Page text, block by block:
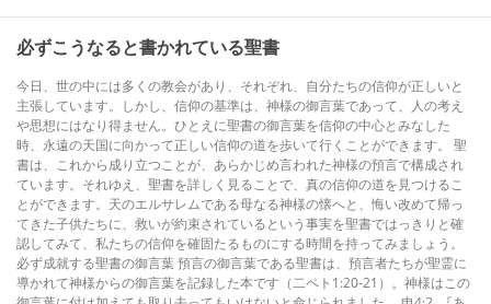
必ずこうなると書かれている聖書
今日、世の中には多くの教会があり、それぞれ、自分たちの信仰が正しいと
主張しています。しかし、信仰の基準は、神様の御言葉であって、人の考え
や思想にはなり得ません。ひとえに聖書の御言葉を信仰の中心とみなした
時、永遠の天国に向かって正しい信仰の道を歩いて行くことができます。 聖
書は、これから成り立つことが、あらかじめ言われた神様の預言で構成され
ています。それゆえ、聖書を詳しく見ることで、真の信仰の道を見つけるこ
とができます。天のエルサレムである母なる神様の懐へと、悔い改めて帰っ
てきた子供たちに、救いが約束されているという事実を聖書ではっきりと確
認してみて、私たちの信仰を確固たるものにする時間を持ってみましょう。
必ず成就する聖書の御言葉 預言の御言葉である聖書は、預言者たちが聖霊に
導かれて神様からの御言葉を記録した本です（二ペト1:20-21）。神様はこの